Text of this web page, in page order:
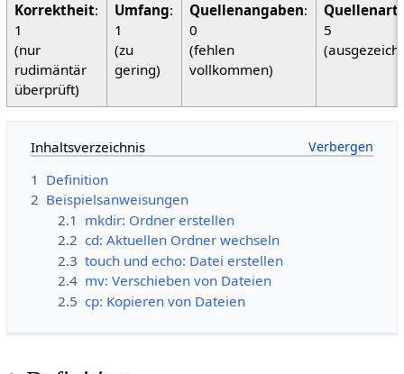
Korrektheit:
1
(nur
rudimäntär
überprüft)
Umfang:
1
(zu
gering)
Quellenangaben:
0
(fehlen
vollkommen)
5
Inhaltsverzeichnis
1 Definition
2 Beispielsanweisungen
2.1 mkdir: Ordner erstellen
2.2 cd: Aktuellen Ordner wechseln
2.3 touch und echo: Datei erstellen
2.4 mv: Verschieben von Dateien
2.5 cp: Kopieren von Dateien